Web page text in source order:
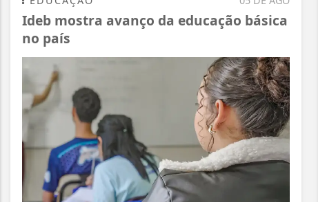
Ideb mostra avanço da educação básica
no país